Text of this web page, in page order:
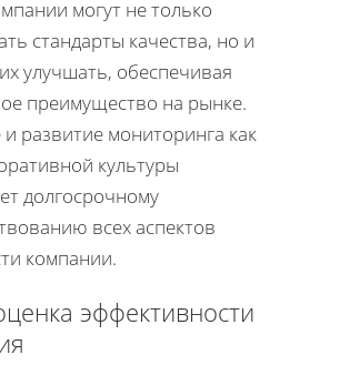
могут не только
стандарты качества, но и
улучшать, обеспечивая
преимущество на рынке.
развитие мониторинга как
культуры
долгосрочному
всех аспектов
компании.
эффективности